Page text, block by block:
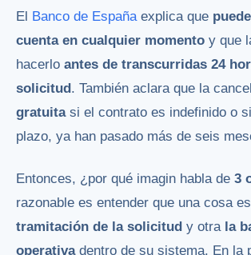
El Banco de España explica que
cuenta en cualquier momento y que
hacerlo antes de transcurridas 24
solicitud. También aclara que la
gratuitasi el contrato es indefinido o
plazo, ya han pasado más de seis
Entonces, ¿por qué imagin habla de 3
razonable es entender que una cosa es
tramitación de la solicitud y otra la
operativadentro de su sistema. En la